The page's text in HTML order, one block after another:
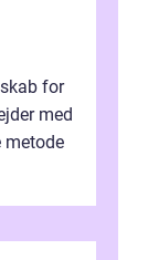
for
med
metode